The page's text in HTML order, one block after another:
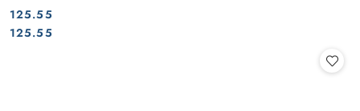
Cena:
125.55
Cena:
125.55